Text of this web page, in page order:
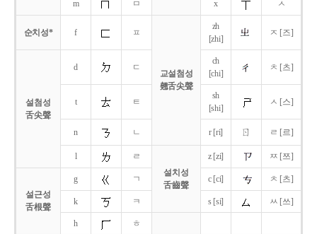
m ㅁ x ㅅ
순치성* f ㅍ
교설첨성
翹舌尖聲
zh
[zhi]
ㅈ [즈]
설첨성
舌尖聲
d ㄷ
ch
[chi]
ㅊ [츠]
t ㅌ
sh
[shi]
ㅅ [스]
n ㄴ r [ri] ㄖ ㄹ [르]
l
ㄹ
설치성
舌齒聲
z [zi] ㅉ [쯔]
설근성
舌根聲
g ㄱ c [ci] ㅊ [츠]
k ㅋ s [si] ㅆ [쓰]
h ㅎ